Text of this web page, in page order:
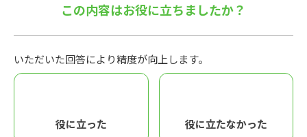
この内容はお役に立ちましたか？
いただいた回答により精度が向上します。
役に立った 役に立たなかった